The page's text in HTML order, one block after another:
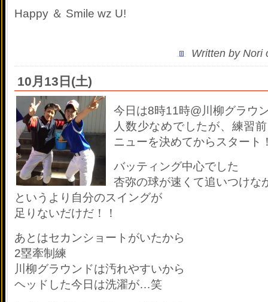
Happy ＆ Smile wz U!
Written by Nori
10月13日(土)
今日は8時11時@川柳グラウ
人数少なめでしたが、練習
ニューを決めてからスタート
バッティング中心でした
杏弥の球が速くて追いつけな
というより自分のスイングが
足りないだけだ！！
あとはセカンショートがいたから
2塁牽制練
川柳グラウンドは汚れやすいから
ヘッドした今日は洗濯が…笑